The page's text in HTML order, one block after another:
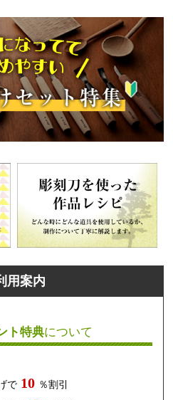
用案内
ト特典について
で 10 ％割引